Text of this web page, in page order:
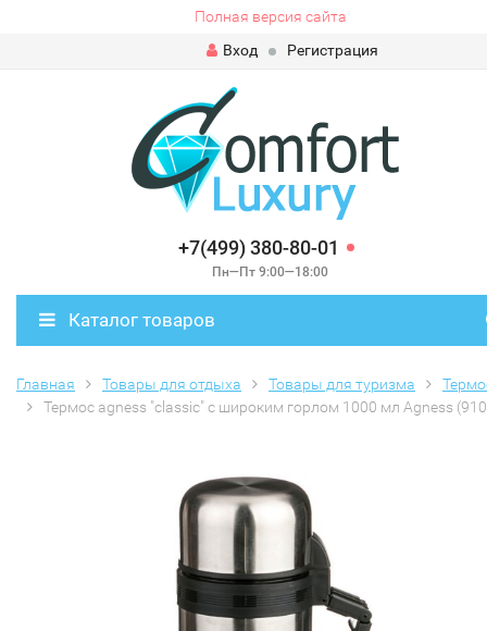
Полная версия сайта
Вход
Регистрация
+7(499) 380-80-01
Пн—Пт 9:00—18:00
Каталог товаров
Главная Товары для отдыха Товары для туризма
Термос agness "classic" с широким горлом 1000 мл Agness